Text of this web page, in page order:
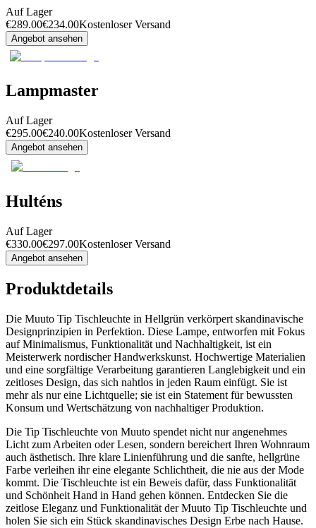
Auf Lager
€289.00€234.00Kostenloser Versand
Angebot ansehen
Lampmaster
Auf Lager
€295.00€240.00Kostenloser Versand
Angebot ansehen
Hulténs
Auf Lager
€330.00€297.00Kostenloser Versand
Angebot ansehen
Produktdetails
Die Muuto Tip Tischleuchte in Hellgrün verkörpert skandinavische
Designprinzipien in Perfektion. Diese Lampe, entworfen mit Fokus
auf Minimalismus, Funktionalität und Nachhaltigkeit, ist ein
Meisterwerk nordischer Handwerkskunst. Hochwertige Materialien
und eine sorgfältige Verarbeitung garantieren Langlebigkeit und ein
zeitloses Design, das sich nahtlos in jeden Raum einfügt. Sie ist
mehr als nur eine Lichtquelle; sie ist ein Statement für bewussten
Konsum und Wertschätzung von nachhaltiger Produktion.
Die Tip Tischleuchte von Muuto spendet nicht nur angenehmes
Licht zum Arbeiten oder Lesen, sondern bereichert Ihren Wohnraum
auch ästhetisch. Ihre klare Linienführung und die sanfte, hellgrüne
Farbe verleihen ihr eine elegante Schlichtheit, die nie aus der Mode
kommt. Die Tischleuchte ist ein Beweis dafür, dass Funktionalität
und Schönheit Hand in Hand gehen können. Entdecken Sie die
zeitlose Eleganz und Funktionalität der Muuto Tip Tischleuchte und
holen Sie sich ein Stück skandinavisches Design Erbe nach Hause.